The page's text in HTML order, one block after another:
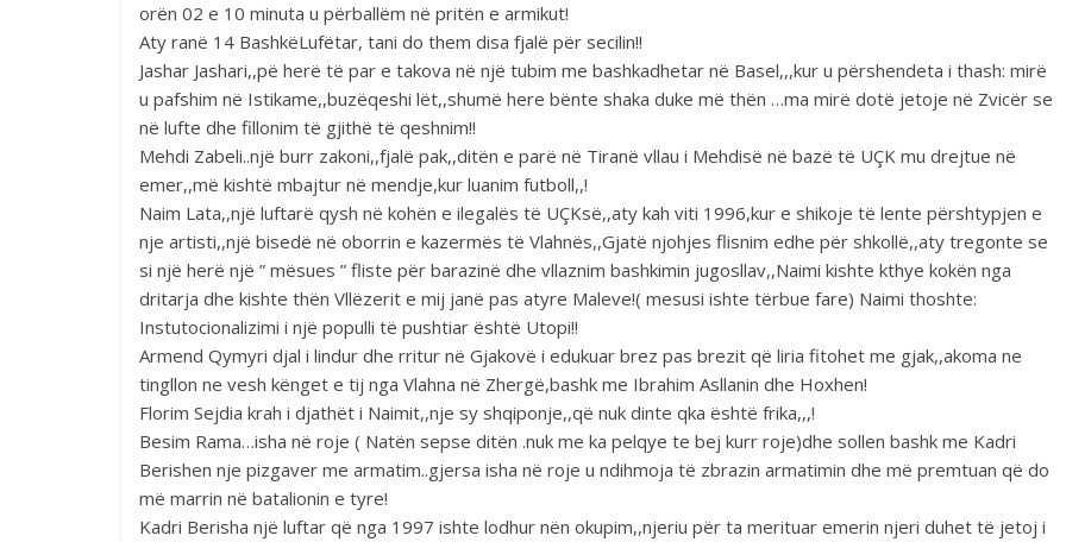
orën 02 e 10 minuta u përballëm në pritën e armikut!
Aty ranë 14 BashkëLufëtar, tani do them disa fjalë për secilin!!
Jashar Jashari,,pë herë të par e takova në një tubim me bashkadhetar në Basel,,,kur u përshendeta i thash: mirë
u pafshim në Istikame,,buzëqeshi lët,,shumë here bënte shaka duke më thën …ma mirë dotë jetoje në Zvicër se
në lufte dhe fillonim të gjithë të qeshnim!!
Mehdi Zabeli..një burr zakoni,,fjalë pak,,ditën e parë në Tiranë vllau i Mehdisë në bazë të UÇK mu drejtue në
emer,,më kishtë mbajtur në mendje,kur luanim futboll,,!
Naim Lata,,një luftarë qysh në kohën e ilegalës të UÇKsë,,aty kah viti 1996,kur e shikoje të lente përshtypjen e
nje artisti,,një bisedë në oborrin e kazermës të Vlahnës,,Gjatë njohjes flisnim edhe për shkollë,,aty tregonte se
si një herë një ” mësues ” fliste për barazinë dhe vllaznim bashkimin jugosllav,,Naimi kishte kthye kokën nga
dritarja dhe kishte thën Vllëzerit e mij janë pas atyre Maleve!( mesusi ishte tërbue fare) Naimi thoshte:
Instutocionalizimi i një populli të pushtiar është Utopi!!
Armend Qymyri djal i lindur dhe rritur në Gjakovë i edukuar brez pas brezit që liria fitohet me gjak,,akoma ne
tingllon ne vesh kënget e tij nga Vlahna në Zhergë,bashk me Ibrahim Asllanin dhe Hoxhen!
Florim Sejdia krah i djathët i Naimit,,nje sy shqiponje,,që nuk dinte qka është frika,,,!
Besim Rama…isha në roje ( Natën sepse ditën .nuk me ka pelqye te bej kurr roje)dhe sollen bashk me Kadri
Berishen nje pizgaver me armatim..gjersa isha në roje u ndihmoja të zbrazin armatimin dhe më premtuan që do
më marrin në batalionin e tyre!
Kadri Berisha një luftar që nga 1997 ishte lodhur nën okupim,,njeriu për ta merituar emerin njeri duhet të jetoj i